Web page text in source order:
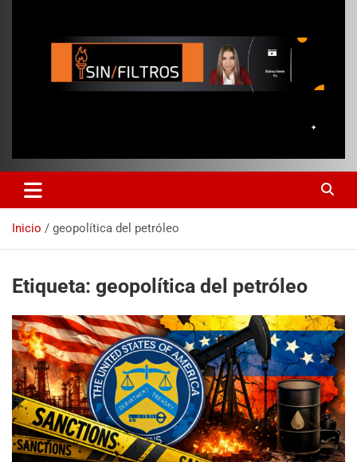
Inicio geopolítica del petróleo
Etiqueta: geopolítica del petróleo